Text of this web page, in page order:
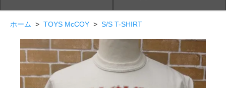
ホーム > TOYS McCOY > S/S T-SHIRT